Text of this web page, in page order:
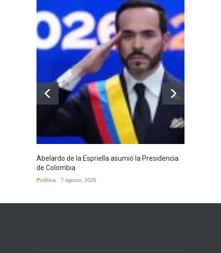
Abelardo de la Espriella asumió la Presidencia
de Colombia
Política 7 agosto, 2026